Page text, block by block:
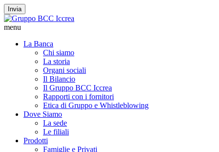
Invia
menu
La Banca
Chi siamo
La storia
Organi sociali
Il Bilancio
Il Gruppo BCC Iccrea
Rapporti con i fornitori
Etica di Gruppo e Whistleblowing
Dove Siamo
La sede
Le filiali
Prodotti
Famiglie e Privati